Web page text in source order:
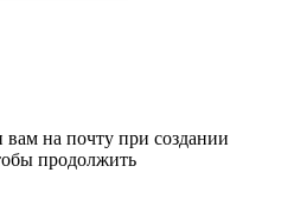
на почту при создании
продолжить